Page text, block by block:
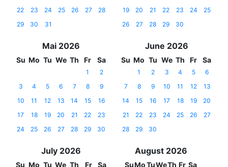
22
23 24 25 26 27
28
29
30 31
19
20 21 22 23 24
25
26
27 28 29 30
Mai 2026
Su Mo Tu We Th Fr Sa
1
2
3
4 5 6 7 8
9
10
11 12 13 14 15
16
17
18 19 20 21 22
23
24
25 26 27 28 29 30
June 2026
Su Mo Tu We Th Fr Sa
1 2 3 4 5
6
7
8 9 10 11 12
13
14
15 16 17 18 19
20
21
22 23 24 25 26
27
28
29 30
July 2026
Su Mo Tu We Th Fr Sa
August 2026
SuMoTuWeTh Fr Sa